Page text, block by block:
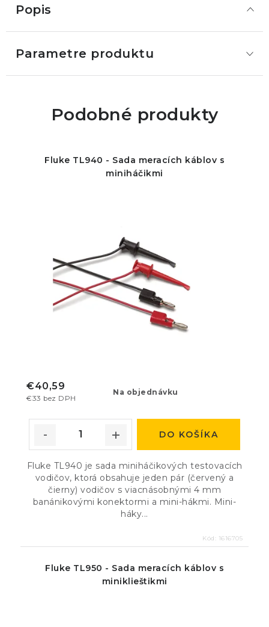
Popis
Parametre produktu
Podobné produkty
Fluke TL940 - Sada meracích káblov s
miniháčikmi
Na objednávku
€33 bez DPH
€40,59
DO KOŠÍKA
Fluke TL940 je sada miniháčikových testovacích
vodičov, ktorá obsahuje jeden pár (červený a
čierny) vodičov s viacnásobnými 4 mm
banánikovými konektormi a mini-hákmi. Mini-
háky...
Kód: 1616705
Fluke TL950 - Sada meracích káblov s
miniklieštikmi